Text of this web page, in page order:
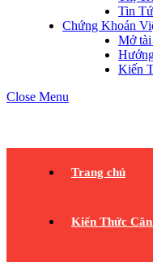
Tin
Chứng Khoán
Mở tài
Kiến
Close Menu
Trang chủ
Kiến Thức